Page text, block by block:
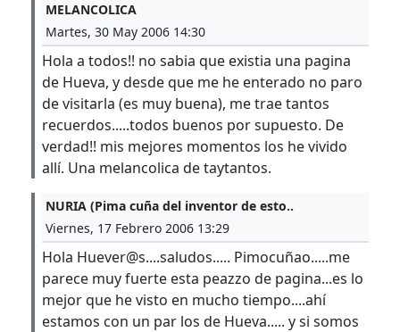
MELANCOLICA
Martes, 30 May 2006 14:30
Hola a todos!! no sabia que existia una pagina
de Hueva, y desde que me he enterado no paro
de visitarla (es muy buena), me trae tantos
recuerdos.....todos buenos por supuesto. De
verdad!! mis mejores momentos los he vivido
allí. Una melancolica de taytantos.
NURIA (Pima cuña del inventor de esto..
Viernes, 17 Febrero 2006 13:29
Hola Huever@s....saludos..... Pimocuñao.....me
parece muy fuerte esta peazzo de pagina...es lo
mejor que he visto en mucho tiempo....ahí
estamos con un par los de Hueva..... y si somos